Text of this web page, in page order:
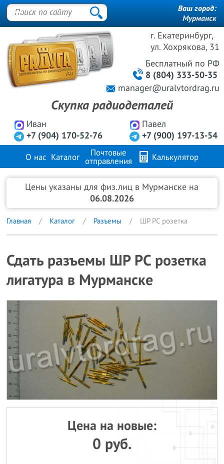
г. Екатеринбург,
ул. Хохрякова, 31
Иван
+7 (904) 170-52-76
Павел
+7 (900) 197-13-54
Бесплатный по РФ
8 (804) 333-50-35
manager@uralvtordrag.ru
Скупка радиодеталей
Ваш город:
Мурманск
О нас Каталог
Почтовые
отправления
Калькулятор
Продажа металлов Контакты
Цены указаны для физ.лиц в Мурманске на
06.08.2026
Главная Каталог Разъемы ШР РС розетка
Сдать разъемы ШР РС розетка
лигатура в Мурманске
Цена на новые:
0 руб.